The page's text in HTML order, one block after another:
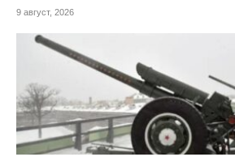
9 август, 2026